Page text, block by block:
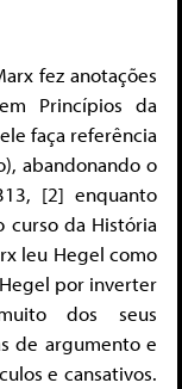
fez anotações
Princípios da
faça referência
abandonando o
[2] enquanto
curso da História
leu Hegel como
por inverter
dos seus
de argumento e
e cansativos.